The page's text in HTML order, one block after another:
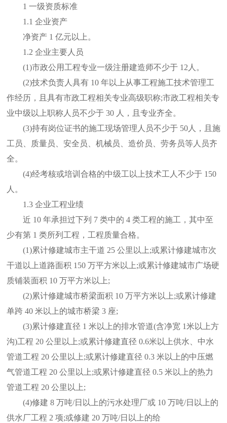
1 一级资质标准
1.1 企业资产
净资产 1 亿元以上。
1.2 企业主要人员
(1)市政公用工程专业一级注册建造师不少于 12人。
(2)技术负责人具有 10 年以上从事工程施工技术管理工
作经历，且具有市政工程相关专业高级职称;市政工程相关专
业中级以上职称人员不少于 30 人，且专业齐全。
(3)持有岗位证书的施工现场管理人员不少于 50人，且施
工员、质量员、安全员、机械员、造价员、劳务员等人员齐
全。
(4)经考核或培训合格的中级工以上技术工人不少于 150
人。
1.3 企业工程业绩
近 10 年承担过下列 7 类中的 4 类工程的施工，其中至
少有第 1 类所列工程，工程质量合格。
(1)累计修建城市主干道 25 公里以上;或累计修建城市次
干道以上道路面积 150 万平方米以上;或累计修建城市广场硬
质铺装面积 10 万平方米以上;
(2)累计修建城市桥梁面积 10 万平方米以上;或累计修建
单跨 40 米以上的城市桥梁 3 座;
(3)累计修建直径 1 米以上的排水管道(含净宽 1米以上方
沟)工程 20 公里以上;或累计修建直径 0.6米以上供水、中水
管道工程 20 公里以上;或累计修建直径 0.3 米以上的中压燃
气管道工程 20 公里以上;或累计修建直径 0.5 米以上的热力
管道工程 20 公里以上;
(4)修建 8 万吨/日以上的污水处理厂或 10 万吨/日以上的
供水厂工程 2 项;或修建 20 万吨/日以上的给